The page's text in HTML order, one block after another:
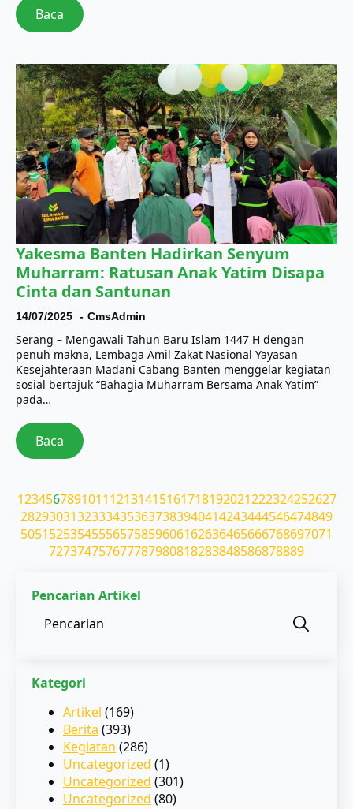
Baca
Yakesma Banten Hadirkan Senyum
Muharram: Ratusan Anak Yatim Disapa
Cinta dan Santunan
14/07/2025 CmsAdmin
Serang – Mengawali Tahun Baru Islam 1447 H dengan
penuh makna, Lembaga Amil Zakat Nasional Yayasan
Kesejahteraan Madani Cabang Banten menggelar kegiatan
sosial bertajuk “Bahagia Muharram Bersama Anak Yatim”
pada…
Baca
123456789101112131415161718192021222324252627
28293031323334353637383940414243444546474849
50515253545556575859606162636465666768697071
727374757677787980818283848586878889
Pencarian Artikel
Kategori
Artikel (169)
Berita (393)
Kegiatan (286)
Uncategorized (1)
Uncategorized (301)
Uncategorized (80)